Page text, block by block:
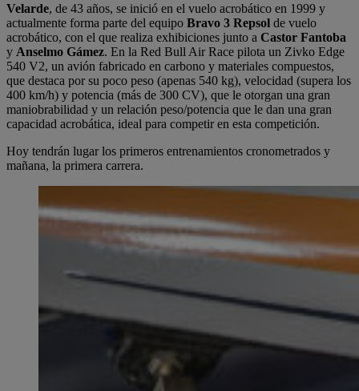
Velarde, de 43 años, se inició en el vuelo acrobático en 1999 y
actualmente forma parte del equipo Bravo 3 Repsol de vuelo
acrobático, con el que realiza exhibiciones junto a Castor Fantoba
y Anselmo Gámez. En la Red Bull Air Race pilota un Zivko Edge
540 V2, un avión fabricado en carbono y materiales compuestos,
que destaca por su poco peso (apenas 540 kg), velocidad (supera los
400 km/h) y potencia (más de 300 CV), que le otorgan una gran
maniobrabilidad y un relación peso/potencia que le dan una gran
capacidad acrobática, ideal para competir en esta competición.
Hoy tendrán lugar los primeros entrenamientos cronometrados y
mañana, la primera carrera.